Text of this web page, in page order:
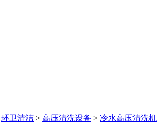
环卫清洁 > 高压清洗设备 > 冷水高压清洗机